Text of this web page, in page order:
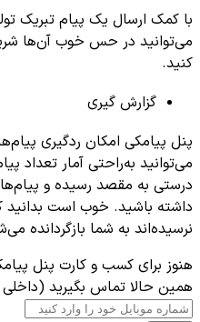
با کمک ارسال یک پیام تبریک
می‌توانید در حس خوب آن‌ها
کنید.
گزارش گیری
پنل پیامکی امکان ردگیری
می‌توانید به‌راحتی آمار تعداد
درستی به مقصد رسیده و
داشته باشید. خوب است بدانید
نرسیده‌اند به شما بازگردانده
هنوز برای کسب و کارت پنل
همین حالا تماس بگیرید